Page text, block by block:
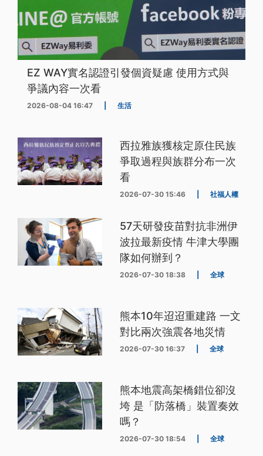
EZ WAY實名認證引發個資疑慮 使用方式與
爭議內容一次看
2026-08-04 16:47 生活
西拉雅族獲核定原住民族
爭取過程與族群分布一次
看
2026-07-30 15:46 社福人權
57天研發疫苗對抗非洲伊
波拉最新疫情 牛津大學團
隊如何辦到？
2026-07-30 18:38 全球
熊本10年迢迢重建路 一文
對比兩次強震各地災情
2026-07-30 16:37 全球
熊本地震高架橋錯位卻沒
垮 是「防落橋」裝置奏效
嗎？
2026-07-30 18:54 全球